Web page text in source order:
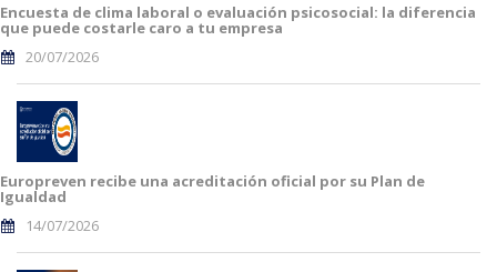
Encuesta de clima laboral o evaluación psicosocial: la diferencia
que puede costarle caro a tu empresa
20/07/2026
Europreven recibe una acreditación oficial por su Plan de
Igualdad
14/07/2026